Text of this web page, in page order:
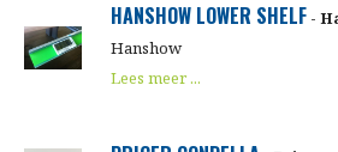
HANSHOW LOWER SHELF-
Hanshow
Lees meer ...